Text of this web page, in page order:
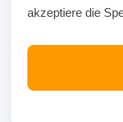
akzeptiere die